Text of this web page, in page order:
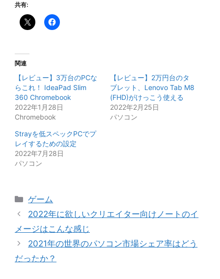
共有:
関連
【レビュー】3万台のPCな
らこれ！ IdeaPad Slim
360 Chromebook
2022年1月28日
Chromebook
【レビュー】2万円台のタ
ブレット、Lenovo Tab M8
(FHD)がけっこう使える
2022年2月25日
パソコン
Strayを低スペックPCでプ
レイするための設定
2022年7月28日
パソコン
カ
テ
リ
ー
ゲーム
2022年に欲しいクリエイター向けノートのイ
メージはこんな感じ
2021年の世界のパソコン市場シェア率はどう
だったか？